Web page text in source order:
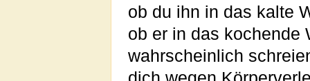
ob du ihn in das kalte
ob er in das kochende
wahrscheinlich